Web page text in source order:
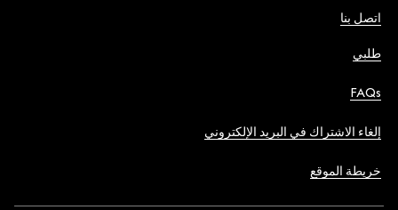
اتصل بنا
طلبي
FAQs
إلغاء الاشتراك في البريد الإلكتروني
خريطة الموقع